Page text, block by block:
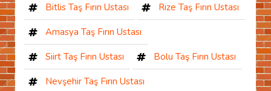
Bitlis Taş Fırın Ustası Rize Taş Fırın Ustası
Amasya Taş Fırın Ustası
Siirt Taş Fırın Ustası Bolu Taş Fırın Ustası
Nevşehir Taş Fırın Ustası